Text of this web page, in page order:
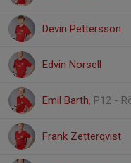
Devin Pettersson
Edvin Norsell
Emil Barth, P12 -
Frank Zetterqvist